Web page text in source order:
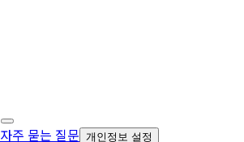
자주 묻는 질문 개인정보 설정